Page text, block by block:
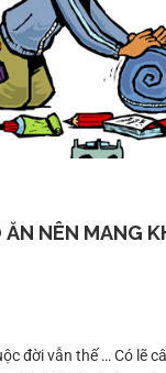
NÊN MANG
đời vẫn thế … Có lẽ